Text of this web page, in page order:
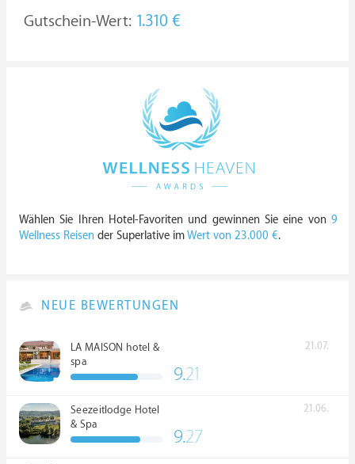
Gutschein-Wert: 1.310 €
Wählen Sie Ihren Hotel-Favoriten und gewinnen Sie eine von 9
Wellness Reisen der Superlative imWert von 23.000 €.
NEUE BEWERTUNGEN
LA MAISON hotel &
spa
21.07.
9.21
Seezeitlodge Hotel
& Spa
21.06.
9.27